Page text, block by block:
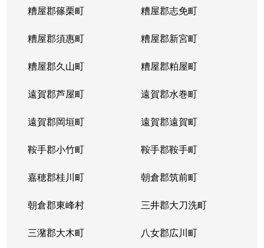
糟屋郡篠栗町 糟屋郡志免町
糟屋郡須惠町 糟屋郡新宮町
糟屋郡久山町 糟屋郡粕屋町
遠賀郡芦屋町 遠賀郡水巻町
遠賀郡岡垣町 遠賀郡遠賀町
鞍手郡小竹町 鞍手郡鞍手町
嘉穂郡桂川町 朝倉郡筑前町
朝倉郡東峰村 三井郡大刀洗町
三潴郡大木町 八女郡広川町